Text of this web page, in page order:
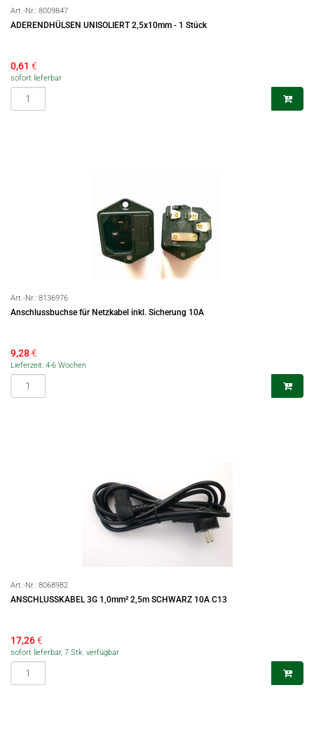
Art.-Nr.: 8009847
ADERENDHÜLSEN UNISOLIERT 2,5x10mm - 1 Stück
0,61 €
sofort lieferbar
Art.-Nr.: 8136976
Anschlussbuchse für Netzkabel inkl. Sicherung 10A
9,28€
Lieferzeit: 4-6 Wochen
Art.-Nr.: 8068982
ANSCHLUSSKABEL 3G 1,0mm² 2,5m SCHWARZ 10A C13
17,26€
sofort lieferbar, 7 Stk. verfügbar